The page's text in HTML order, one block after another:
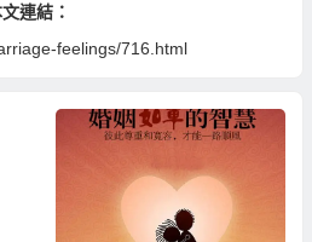
連結：
feelings/716.html